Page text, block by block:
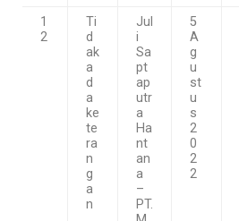
1
2
Ti
d
ak
a
d
a
ke
te
ra
n
g
a
n
Jul
i
Sa
pt
ap
utr
a
Ha
nt
an
a
–
PT.
5
A
g
u
st
u
s
2
0
2
2